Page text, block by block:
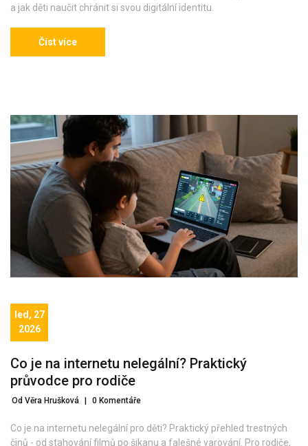
a jak děti naučit chránit si svou digitální identitu.
Číst více
led, 27
2026
Co je na internetu nelegální? Praktický
průvodce pro rodiče
Od Věra Hrušková | 0 Komentáře
Co je na internetu nelegální pro děti? Praktický přehled trestných
činů - od stahování filmů po šikanu a falešné varování. Pro rodiče,